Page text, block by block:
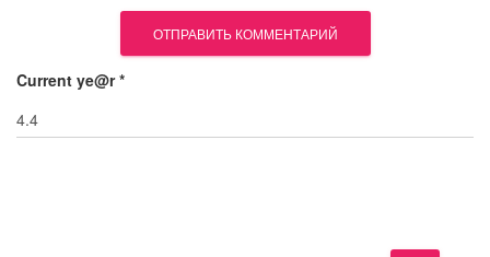
Current ye@r*